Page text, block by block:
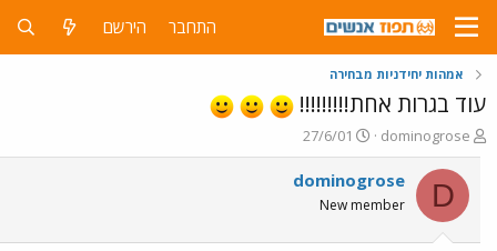
התחבר הירשם
אמהות יחידניות מבחירה
עוד בגרות אחת!!!!!!!!!
פ
ו
ת
ח
ה
dominogrose
פ
ו
ר
ם
27/6/01
D
dominogrose
New member